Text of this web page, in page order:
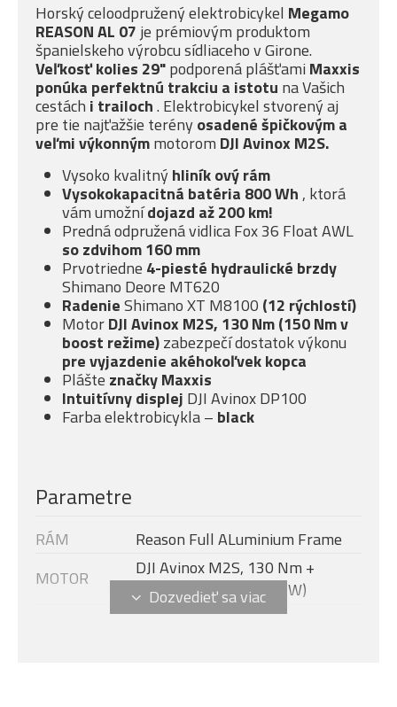
Horský celoodpružený elektrobicykel Megamo
REASON AL 07 je prémiovým produktom
španielskeho výrobcu sídliaceho v Girone.
Veľkosť kolies 29"podporená plášťami Maxxis
ponúka perfektnú trakciu a istotu na Vašich
cestách i trailoch. Elektrobicykel stvorený aj
pre tie najťažšie terény osadené špičkovým a
veľmivýkonnýmmotorom DJI Avinox M2S.
Vysoko kvalitný hliníkový rám
Vysokokapacitná batéria 800 Wh , ktorá
vám umožnídojazd až 200 km!
Predná odpružená vidlica Fox 36 Float AWL
sozdvihom 160 mm
Prvotriedne 4-piesté hydraulické brzdy
Shimano Deore MT620
RadenieShimano XT M8100 (12 rýchlostí)
MotorDJI Avinox M2S, 130 Nm (150 Nm v
boost režime)zabezpečí dostatok výkonu
pre vyjazdenie akéhokoľvek kopca
Plášte značky Maxxis
Intuitívny displej DJI Avinox DP100
Farba elektrobicykla – black
Parametre
RÁM
Reason Full ALuminium Frame
MOTOR
DJI Avinox M2S, 130 Nm +
boost - 150 Nm (1300 W)
Veľkosť rámu L